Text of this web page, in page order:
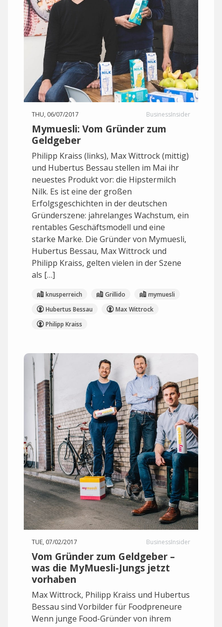
THU, 06/07/2017 BusinessInsider
Mymuesli: Vom Gründer zum
Geldgeber
Philipp Kraiss (links), Max Wittrock (mittig)
und Hubertus Bessau stellen im Mai ihr
neuestes Produkt vor: die Hipstermilch
Nilk. Es ist eine der großen
Erfolgsgeschichten in der deutschen
Gründerszene: jahrelanges Wachstum, ein
rentables Geschäftsmodell und eine
starke Marke. Die Gründer von Mymuesli,
Hubertus Bessau, Max Wittrock und
Philipp Kraiss, gelten vielen in der Szene
als […]
knusperreich Grillido
mymuesli
Hubertus Bessau
Max Wittrock
Philipp Kraiss
TUE, 07/02/2017 BusinessInsider
Vom Gründer zum Geldgeber –
was die MyMuesli-Jungs jetzt
vorhaben
Max Wittrock, Philipp Kraiss und Hubertus
Bessau sind Vorbilder für Foodpreneure
Wenn junge Food-Gründer von ihrem